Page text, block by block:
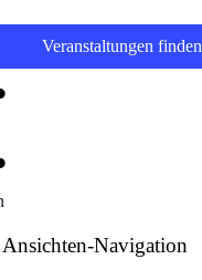
Veranstaltungen finden
Navigation